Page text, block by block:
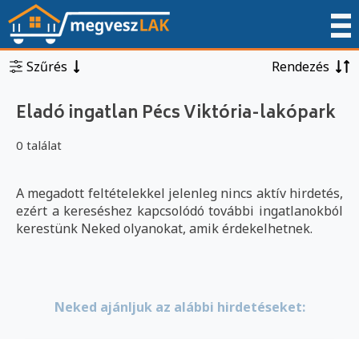
Szűrés Rendezés
Eladó ingatlan Pécs Viktória-lakópark
0 találat
A megadott feltételekkel jelenleg nincs aktív hirdetés,
ezért a kereséshez kapcsolódó további ingatlanokból
kerestünk Neked olyanokat, amik érdekelhetnek.
Neked ajánljuk az alábbi hirdetéseket: